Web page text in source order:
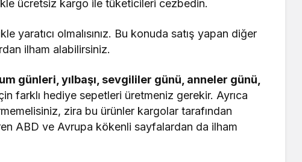
ücretsiz kargo ile tüketicileri cezbedin.
yaratıcı olmalısınız. Bu konuda satış yapan diğer
ilham alabilirsiniz.
günleri, yılbaşı, sevgililer günü, anneler günü,
farklı hediye sepetleri üretmeniz gerekir. Ayrıca
zira bu ürünler kargolar tarafından
ABD ve Avrupa kökenli sayfalardan da ilham